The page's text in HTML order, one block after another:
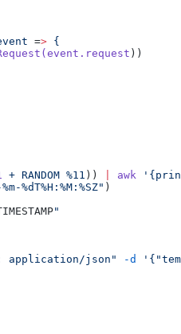
=> {
))
+ RANDOM %11 )) awk
%dT%H:%M:%SZ" )
"
application/json" -d